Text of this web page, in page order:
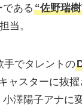
である“佐野瑞
当。
手でタレントの
ャスターに抜
澤陽子アナに